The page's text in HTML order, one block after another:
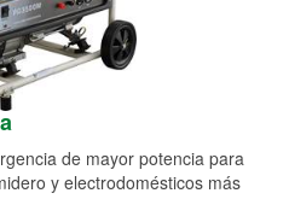
de mayor potencia para
y electrodomésticos más